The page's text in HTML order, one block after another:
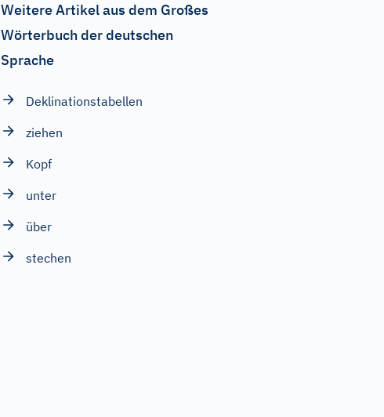
Weitere Artikel aus dem Großes
Wörterbuch der deutschen
Sprache
Deklinationstabellen
ziehen
Kopf
unter
über
stechen